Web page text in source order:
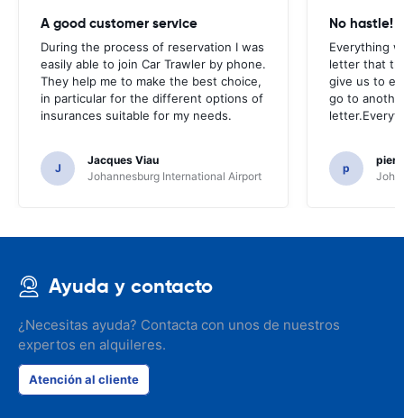
A good customer service
During the process of reservation I was
easily able to join Car Trawler by phone.
They help me to make the best choice,
in particular for the different options of
insurances suitable for my needs.
J
Jacques Viau
Johannesburg International Airport
No hastle!
Everything
letter that
give us to
go to
p
Ayuda y contacto
¿Necesitas ayuda? Contacta con unos de nuestros
expertos en alquileres.
Atención al cliente